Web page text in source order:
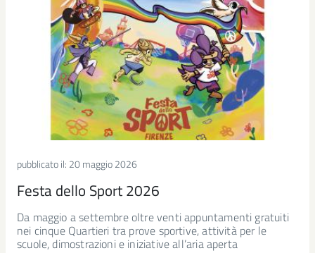
pubblicato il: 20 maggio 2026
Festa dello Sport 2026
Da maggio a settembre oltre venti appuntamenti gratuiti
nei cinque Quartieri tra prove sportive, attività per le
scuole, dimostrazioni e iniziative all’aria aperta